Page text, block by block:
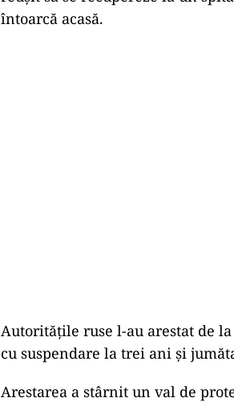
întoarcă acasă.
Autoritățile ruse l-au arestat de
cu suspendare la trei ani și
Arestarea a stârnit un val de